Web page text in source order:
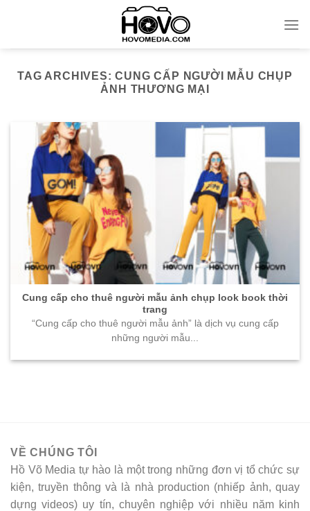
TAG ARCHIVES:CUNG CẤP NGƯỜI MẪU CHỤP
ẢNH THƯƠNG MẠI
Cung cấp cho thuê người mẫu ảnh chụp look book thời
trang
“Cung cấp cho thuê người mẫu ảnh” là dịch vụ cung cấp
những người mẫu...
VỀ CHÚNG TÔI
Hồ Võ Media tự hào là một trong những đơn vị tổ chức sự
kiện, truyền thông và là nhà production (nhiếp ảnh, quay
dựng videos) uy tín, chuyên nghiệp với nhiều năm kinh